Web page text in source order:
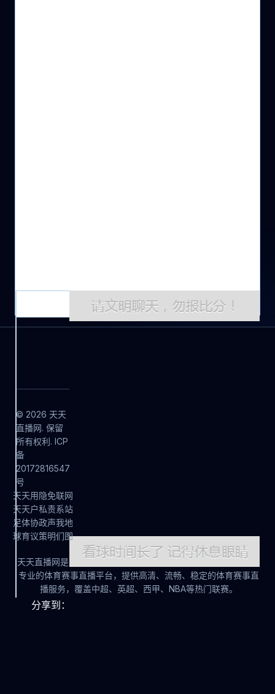
分享到：
© 2026 天天
直播网. 保留
所有权利. ICP
备
20172816547
号
天
天
足
球
天
天
体
育
用
户
协
议
隐
私
政
策
免
责
声
明
联
系
我
们
网
站
地
图
天天直播网是
专业的体育赛事直播平台，提供高清、流畅、稳定的体育赛事直
播服务，覆盖中超、英超、西甲、NBA等热门联赛。